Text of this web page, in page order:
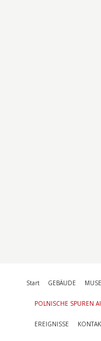
Start GEBÄUDE
POLNISCHE SPUREN
EREIGNISSE